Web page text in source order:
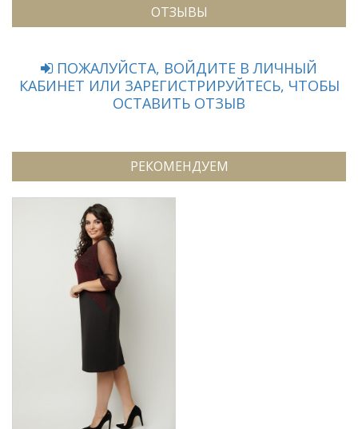
ОТЗЫВЫ
ПОЖАЛУЙСТА, ВОЙДИТЕ В ЛИЧНЫЙ
КАБИНЕТ ИЛИ ЗАРЕГИСТРИРУЙТЕСЬ, ЧТОБЫ
ОСТАВИТЬ ОТЗЫВ
РЕКОМЕНДУЕМ